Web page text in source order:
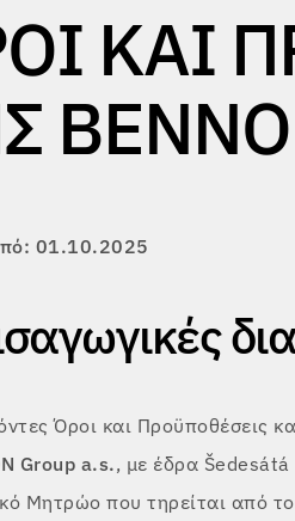
ΚΑΙ
01.10.2025
Όροι και Προϋποθέσεις
Group a.s., με έδρα
Μητρώο που τηρείται από